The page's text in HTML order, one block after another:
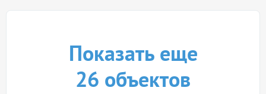
Показать еще
26 объектов